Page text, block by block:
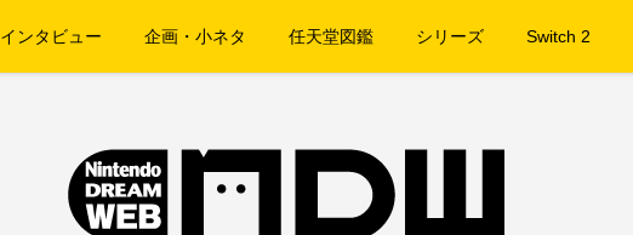
インタビュー 企画・小ネタ 任天堂図鑑 シリーズ Switch 2